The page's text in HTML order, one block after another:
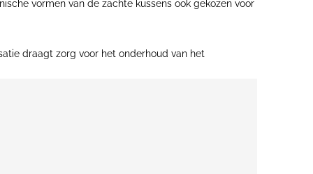
vormen van de zachte kussens ook gekozen voor
draagt zorg voor het onderhoud van het